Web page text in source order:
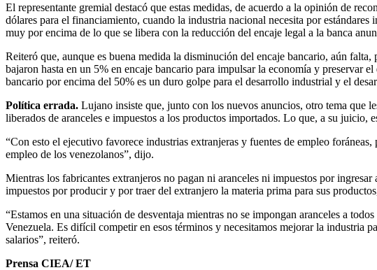
El representante gremial destacó que estas medidas, de acuerdo a la opinión de
dólares para el financiamiento, cuando la industria nacional necesita por
muy por encima de lo que se libera con la reducción del encaje legal a la banca
Reiteró que, aunque es buena medida la disminución del encaje bancario, aún falta,
bajaron hasta en un 5% en encaje bancario para impulsar la economía y preservar
bancario por encima del 50% es un duro golpe para el desarrollo industrial y el
Política errada. Lujano insiste que, junto con los nuevos anuncios, otro tema que
liberados de aranceles e impuestos a los productos importados. Lo que, a su juicio,
“Con esto el ejecutivo favorece industrias extranjeras y fuentes de empleo
empleo de los venezolanos”, dijo.
Mientras los fabricantes extranjeros no pagan ni aranceles ni impuestos por
impuestos por producir y por traer del extranjero la materia prima para sus
“Estamos en una situación de desventaja mientras no se impongan aranceles a
Venezuela. Es difícil competir en esos términos y necesitamos mejorar la industria
salarios”, reiteró.
Prensa CIEA/ ET